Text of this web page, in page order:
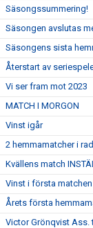
Säsongssummering!
Säsongen avslutas
Säsongens sista
Återstart av
Vi ser fram mot 2023
MATCH I MORGON
Vinst igår
2 hemmamatcher i
Kvällens match
Vinst i första
Årets första
Victor Grönqvist Ass.